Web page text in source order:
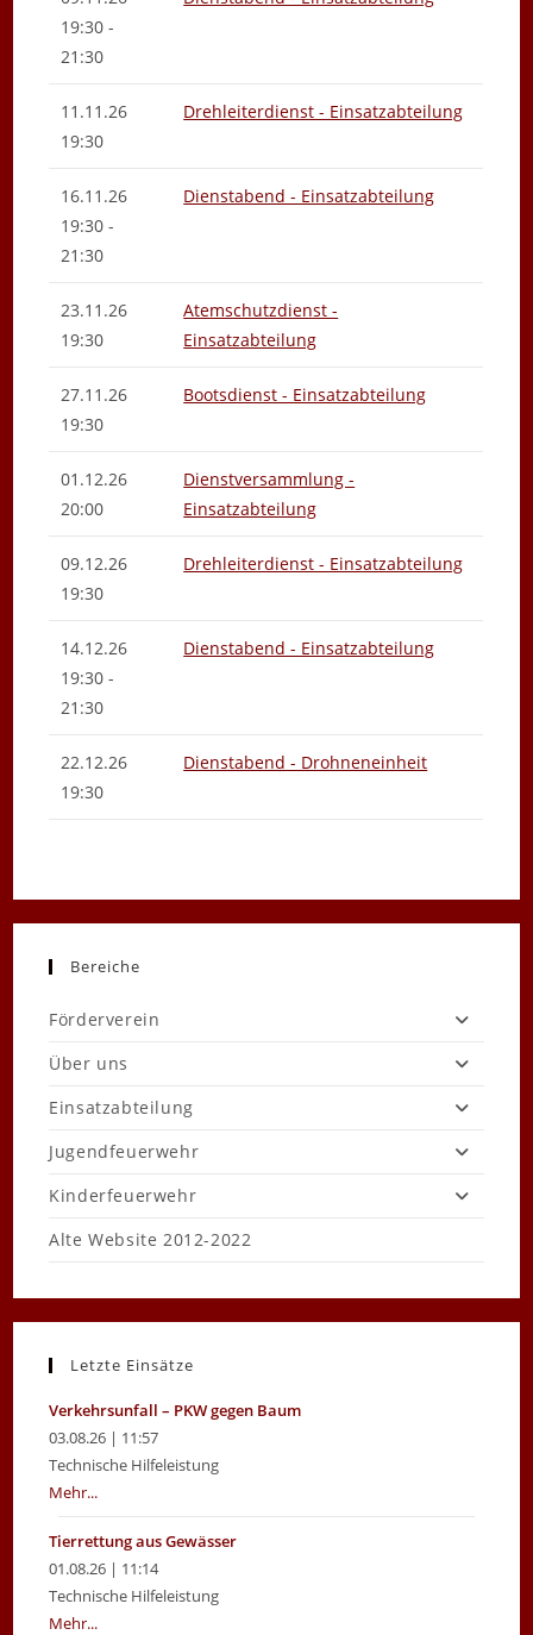
19:30 -
21:30
11.11.26
19:30
Drehleiterdienst - Einsatzabteilung
16.11.26
19:30 -
21:30
Dienstabend - Einsatzabteilung
23.11.26
19:30
Atemschutzdienst -
Einsatzabteilung
27.11.26
19:30
Bootsdienst - Einsatzabteilung
01.12.26
20:00
Dienstversammlung -
Einsatzabteilung
09.12.26
19:30
Drehleiterdienst - Einsatzabteilung
14.12.26
19:30 -
21:30
Dienstabend - Einsatzabteilung
22.12.26
19:30
Dienstabend - Drohneneinheit
Bereiche
Förderverein
Über uns
Einsatzabteilung
Jugendfeuerwehr
Kinderfeuerwehr
Alte Website 2012-2022
Letzte Einsätze
Verkehrsunfall – PKW gegen Baum
03.08.26 | 11:57
Technische Hilfeleistung
Mehr...
Tierrettung aus Gewässer
01.08.26 | 11:14
Technische Hilfeleistung
Mehr...